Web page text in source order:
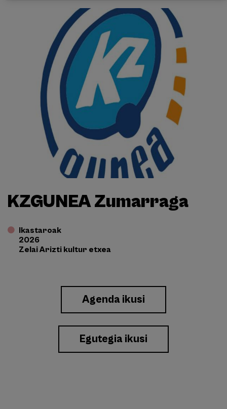
KZGUNEA Zumarraga
Ikastaroak
2026
Zelai Arizti kultur etxea
Agenda ikusi
Egutegia ikusi